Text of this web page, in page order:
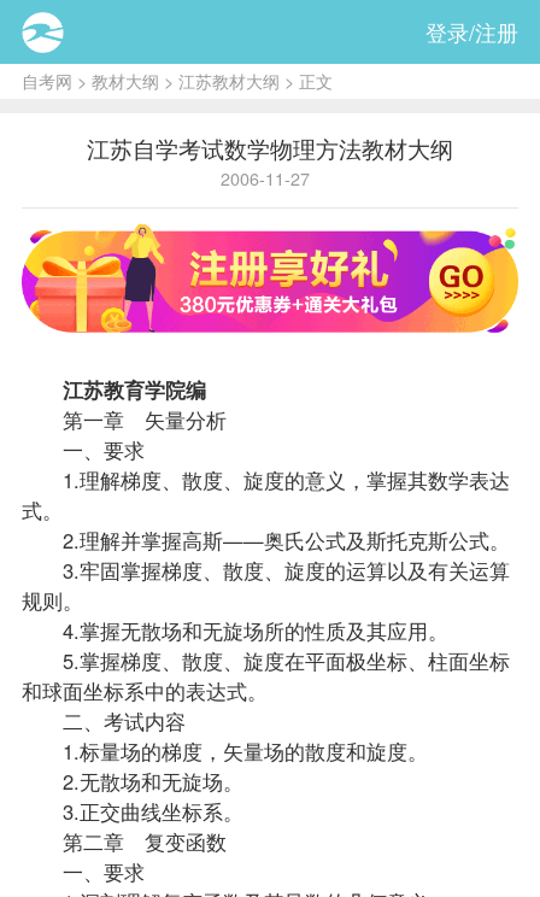
登录/注册
自考网 > 教材大纲 > 江苏教材大纲 > 正文
江苏自学考试数学物理方法教材大纲
2006-11-27
江苏教育学院编
第一章 矢量分析
一、要求
1.理解梯度、散度、旋度的意义，掌握其数学表达
式。
2.理解并掌握高斯——奥氏公式及斯托克斯公式。
3.牢固掌握梯度、散度、旋度的运算以及有关运算
规则。
4.掌握无散场和无旋场所的性质及其应用。
5.掌握梯度、散度、旋度在平面极坐标、柱面坐标
和球面坐标系中的表达式。
二、考试内容
1.标量场的梯度，矢量场的散度和旋度。
2.无散场和无旋场。
3.正交曲线坐标系。
第二章 复变函数
一、要求